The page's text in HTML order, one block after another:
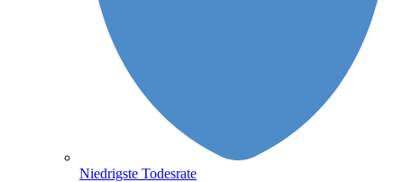
Niedrigste Todesrate